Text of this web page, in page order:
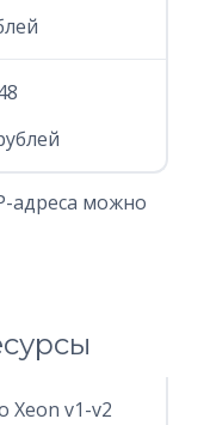
адреса можно
Xeon v1-v2